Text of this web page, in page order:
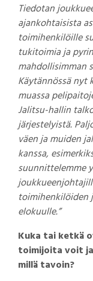
Tiedotan
ajankohtaisista
toimihenkilöille
tukitoimia ja
mahdollisimman
Käytännössä nyt
muassa
Jalitsu-hallin
järjestelyistä.
väen ja muiden
kanssa,
suunnittelemme
toimihenkilöiden
elokuulle.”
Kuka tai ketkä
toimijoita voit
millä tavoin?